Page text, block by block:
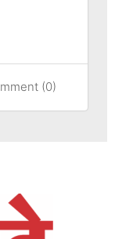
(0)